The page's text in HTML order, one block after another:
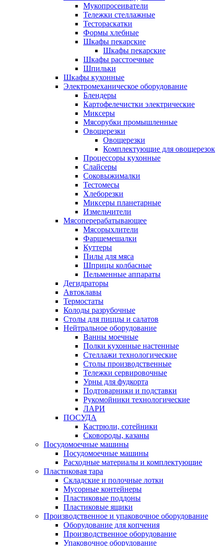
Мукопросеиватели
Тележки стеллажные
Тестораскатки
Формы хлебные
Шкафы пекарские
Шкафы пекарские
Шкафы расстоечные
Шпильки
Шкафы кухонные
Электромеханическое оборудование
Блендеры
Картофелечистки электрические
Миксеры
Мясорубки промышленные
Овощерезки
Овощерезки
Комплектующие для овощерезок
Процессоры кухонные
Слайсеры
Соковыжималки
Тестомесы
Хлеборезки
Миксеры планетарные
Измельчители
Мясоперерабатывающее
Мясорыхлители
Фаршемешалки
Куттеры
Пилы для мяса
Шприцы колбасные
Пельменные аппараты
Дегидраторы
Автоклавы
Термостаты
Колоды разрубочные
Столы для пиццы и салатов
Нейтральное оборудование
Ванны моечные
Полки кухонные настенные
Стеллажи технологические
Столы производственные
Тележки сервировочные
Урны для фудкорта
Подтоварники и подставки
Рукомойники технологические
ЛАРИ
ПОСУДА
Кастрюли, сотейники
Сковороды, казаны
Посудомоечные машины
Посудомоечные машины
Расходные материалы и комплектующие
Пластиковая тара
Складские и полочные лотки
Мусорные контейнеры
Пластиковые поддоны
Пластиковые ящики
Производственное и упаковочное оборудование
Оборудование для копчения
Производственное оборудование
Упаковочное оборудование